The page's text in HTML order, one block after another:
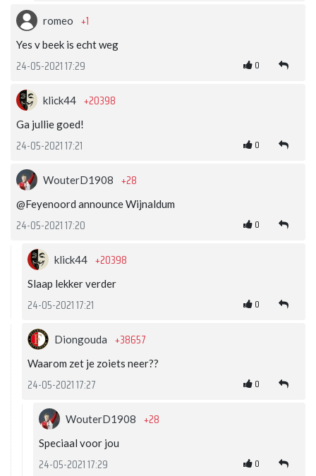
romeo +1
Yes v beek is echt weg
24-05-2021 17:29 0
klick44 +20398
Ga jullie goed!
24-05-2021 17:21 0
WouterD1908 +28
@Feyenoord announce Wijnaldum
24-05-2021 17:20 0
klick44 +20398
Slaap lekker verder
24-05-2021 17:21 0
Diongouda +38657
Waarom zet je zoiets neer??
24-05-2021 17:27 0
WouterD1908 +28
Speciaal voor jou
24-05-2021 17:29 0